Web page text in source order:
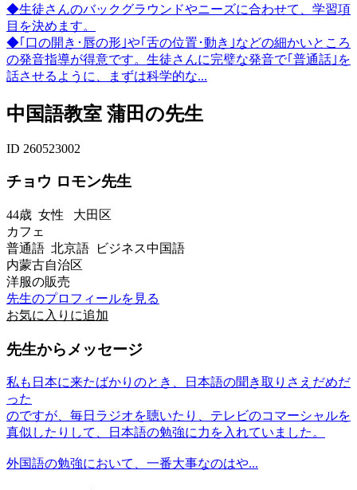
◆生徒さんのバックグラウンドやニーズに合わせて、学習項
目を決めます。
◆｢口の開き･唇の形｣や｢舌の位置･動き｣などの細かいところ
の発音指導が得意です。生徒さんに完璧な発音で｢普通話｣を
話させるように、まずは科学的な...
中国語教室 蒲田の先生
ID 260523002
チョウ ロモン先生
44歳 女性 大田区
カフェ
普通語 北京語 ビジネス中国語
内蒙古自治区
洋服の販売
先生のプロフィールを見る
お気に入りに追加
先生からメッセージ
私も日本に来たばかりのとき、日本語の聞き取りさえだめだ
った
のですが、毎日ラジオを聴いたり、テレビのコマーシャルを
真似したりして、日本語の勉強に力を入れていました。
外国語の勉強において、一番大事なのはや...